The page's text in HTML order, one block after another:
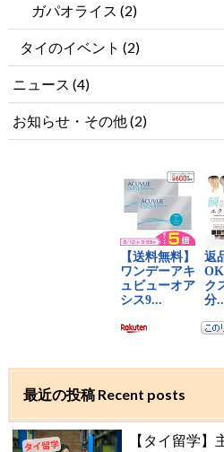
ガパオライス (2)
タイのイベント (2)
ニュース (4)
お知らせ・その他(2)
最近の投稿 Recent posts
【タイ留学】